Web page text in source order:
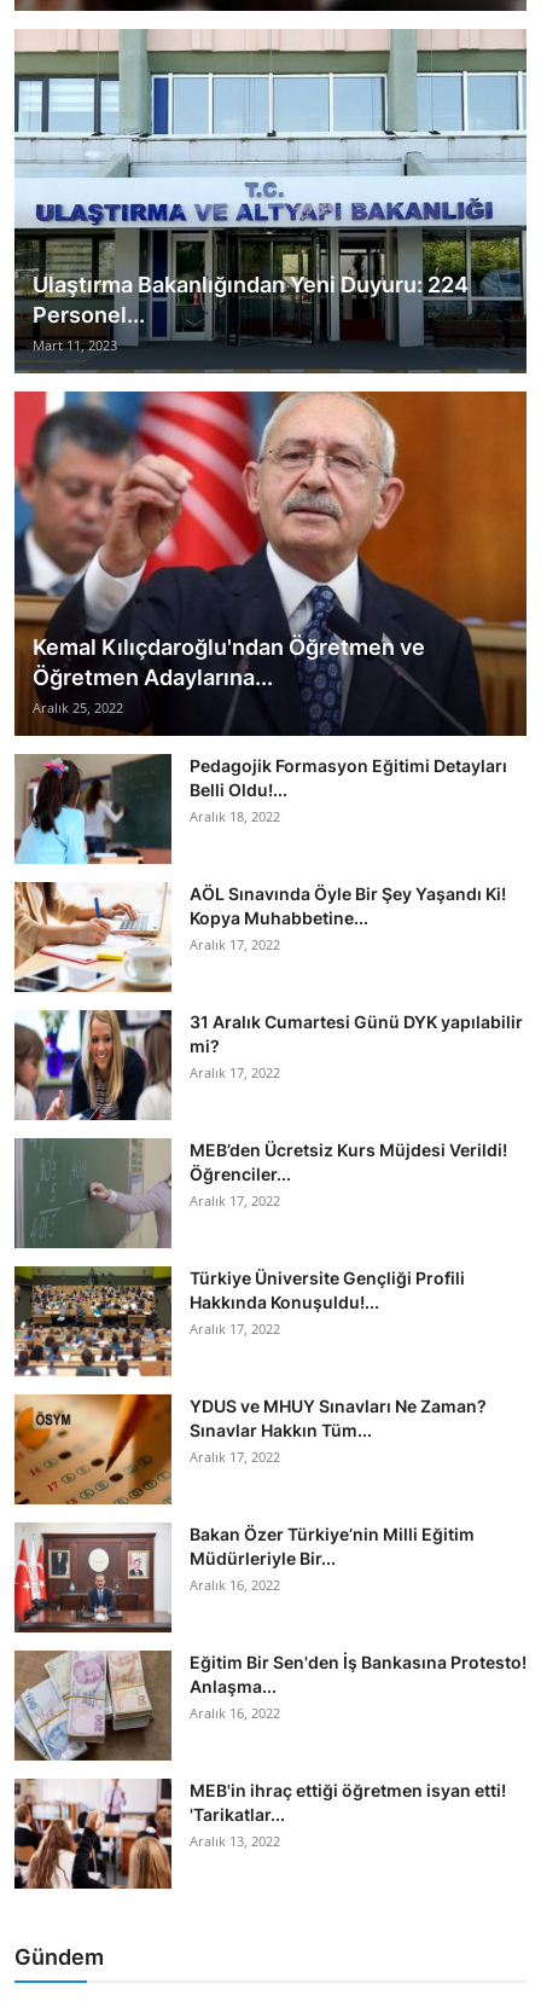
Ulaştırma Bakanlığından Yeni Duyuru: 224
Personel...
Mart 11, 2023
Kemal Kılıçdaroğlu'ndan Öğretmen ve
Öğretmen Adaylarına...
Aralık 25, 2022
Pedagojik Formasyon Eğitimi Detayları
Belli Oldu!...
Aralık 18, 2022
AÖL Sınavında Öyle Bir Şey Yaşandı Ki!
Kopya Muhabbetine...
Aralık 17, 2022
31 Aralık Cumartesi Günü DYK yapılabilir
mi?
Aralık 17, 2022
MEB’den Ücretsiz Kurs Müjdesi Verildi!
Öğrenciler...
Aralık 17, 2022
Türkiye Üniversite Gençliği Profili
Hakkında Konuşuldu!...
Aralık 17, 2022
YDUS ve MHUY Sınavları Ne Zaman?
Sınavlar Hakkın Tüm...
Aralık 17, 2022
Bakan Özer Türkiye’nin Milli Eğitim
Müdürleriyle Bir...
Aralık 16, 2022
Eğitim Bir Sen'den İş Bankasına Protesto!
Anlaşma...
Aralık 16, 2022
MEB'in ihraç ettiği öğretmen isyan etti!
'Tarikatlar...
Aralık 13, 2022
Gündem